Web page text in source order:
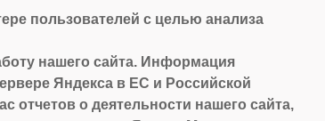
на прием
пользователей с целью анализа
нашего сайта. Информация
Яндекса в ЕС и Российской
отчетов о деятельности нашего сайта,